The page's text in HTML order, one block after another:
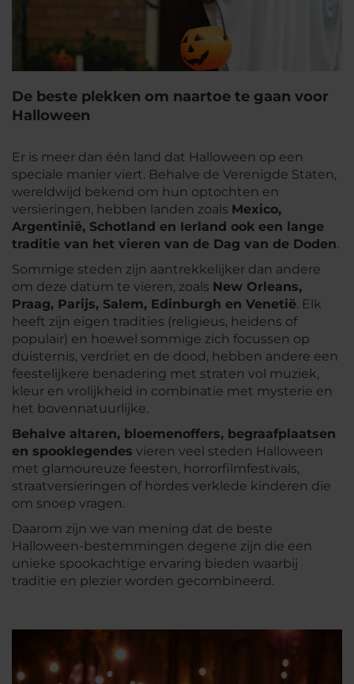
De beste plekken om naartoe te gaan voor
Halloween
Er is meer dan één land dat Halloween op een
speciale manier viert. Behalve de Verenigde Staten,
wereldwijd bekend om hun optochten en
versieringen, hebben landen zoals Mexico,
Argentinië, Schotland en Ierland ook een lange
traditie van het vieren van de Dag van de Doden.
Sommige steden zijn aantrekkelijker dan andere
om deze datum te vieren, zoals New Orleans,
Praag, Parijs, Salem, Edinburgh en Venetië. Elk
heeft zijn eigen tradities (religieus, heidens of
populair) en hoewel sommige zich focussen op
duisternis, verdriet en de dood, hebben andere een
feestelijkere benadering met straten vol muziek,
kleur en vrolijkheid in combinatie met mysterie en
het bovennatuurlijke.
Behalve altaren, bloemenoffers, begraafplaatsen
en spooklegendes vieren veel steden Halloween
met glamoureuze feesten, horrorfilmfestivals,
straatversieringen of hordes verklede kinderen die
om snoep vragen.
Daarom zijn we van mening dat de beste
Halloween-bestemmingen degene zijn die een
unieke spookachtige ervaring bieden waarbij
traditie en plezier worden gecombineerd.